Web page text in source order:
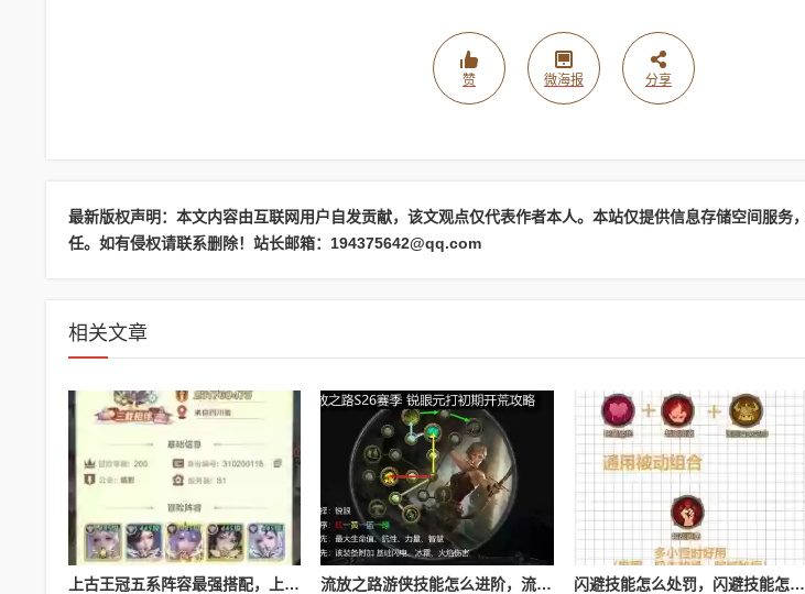
赞 微海报 分享
最新版权声明：本文内容由互联网用户自发贡献，该文观点仅代表作者本人。本站仅提供信息存储空间服务
任。如有侵权请联系删除！站长邮箱：194375642@qq.com
相关文章
上古王冠五系阵容最强搭配，上古王冠五星排行 流放之路游侠技能怎么进阶，流放之路游侠技能怎么进阶的 闪避技能怎么处罚，闪避技能怎么处罚队友